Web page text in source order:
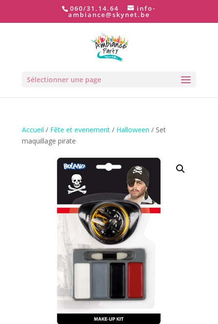
060/31.14.64 info-
ambiance@skynet.be
Sélectionner une page
Accueil / Fête et evenement/ Halloween / Set
maquillage pirate